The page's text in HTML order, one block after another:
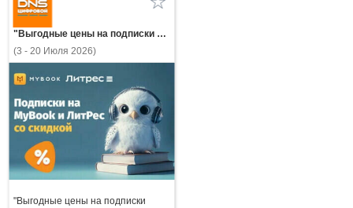
"Выгодные цены на подписки MyBook и Литрес!"
(3 - 20 Июля 2026)
"Выгодные цены на подписки